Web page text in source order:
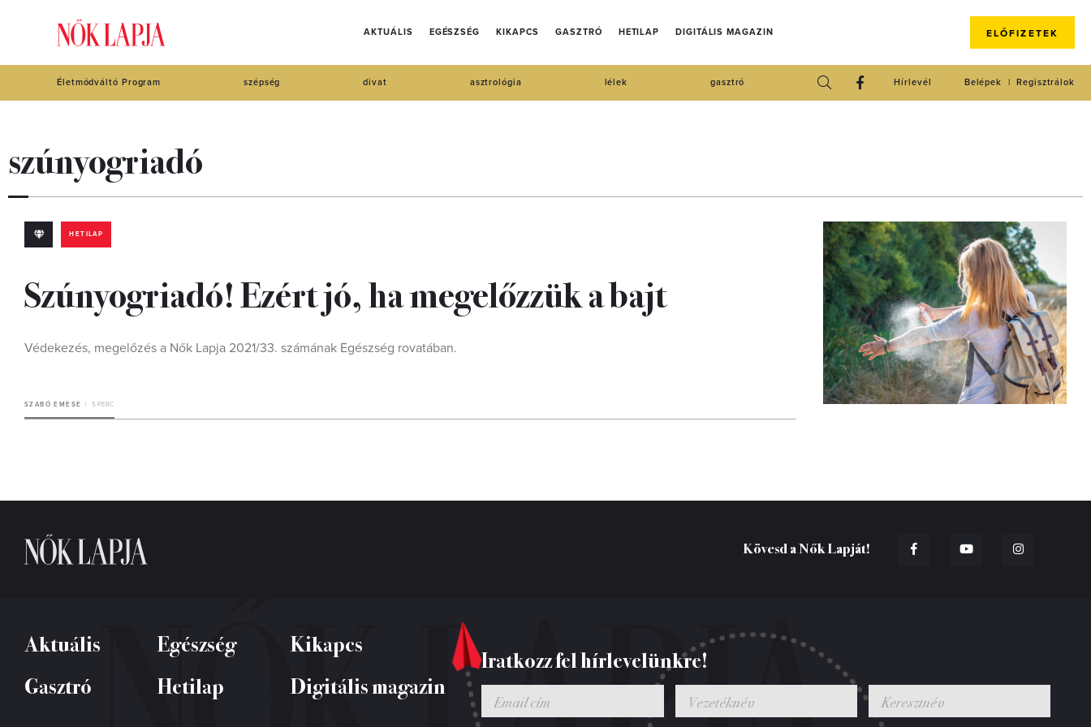
AKTUÁLIS EGÉSZSÉG KIKAPCS GASZTRÓ HETILAP DIGITÁLIS MAGAZIN ELŐFIZETEK
Életmódváltó Program szépség divat asztrológia lélek gasztró Regisztrálok
Belépek
Hírlevél
szúnyogriadó
HETILAP
Szúnyogriadó! Ezért jó, ha megelőzzük a bajt
Védekezés, megelőzés a Nők Lapja 2021/33. számának Egészség rovatában.
SZABÓ EMESE 5 PERC
Kövesd a Nők Lapját!
Aktuális Egészség
Kikapcs
Gasztró
Hetilap Digitális magazin
Iratkozz fel hírlevelünkre!